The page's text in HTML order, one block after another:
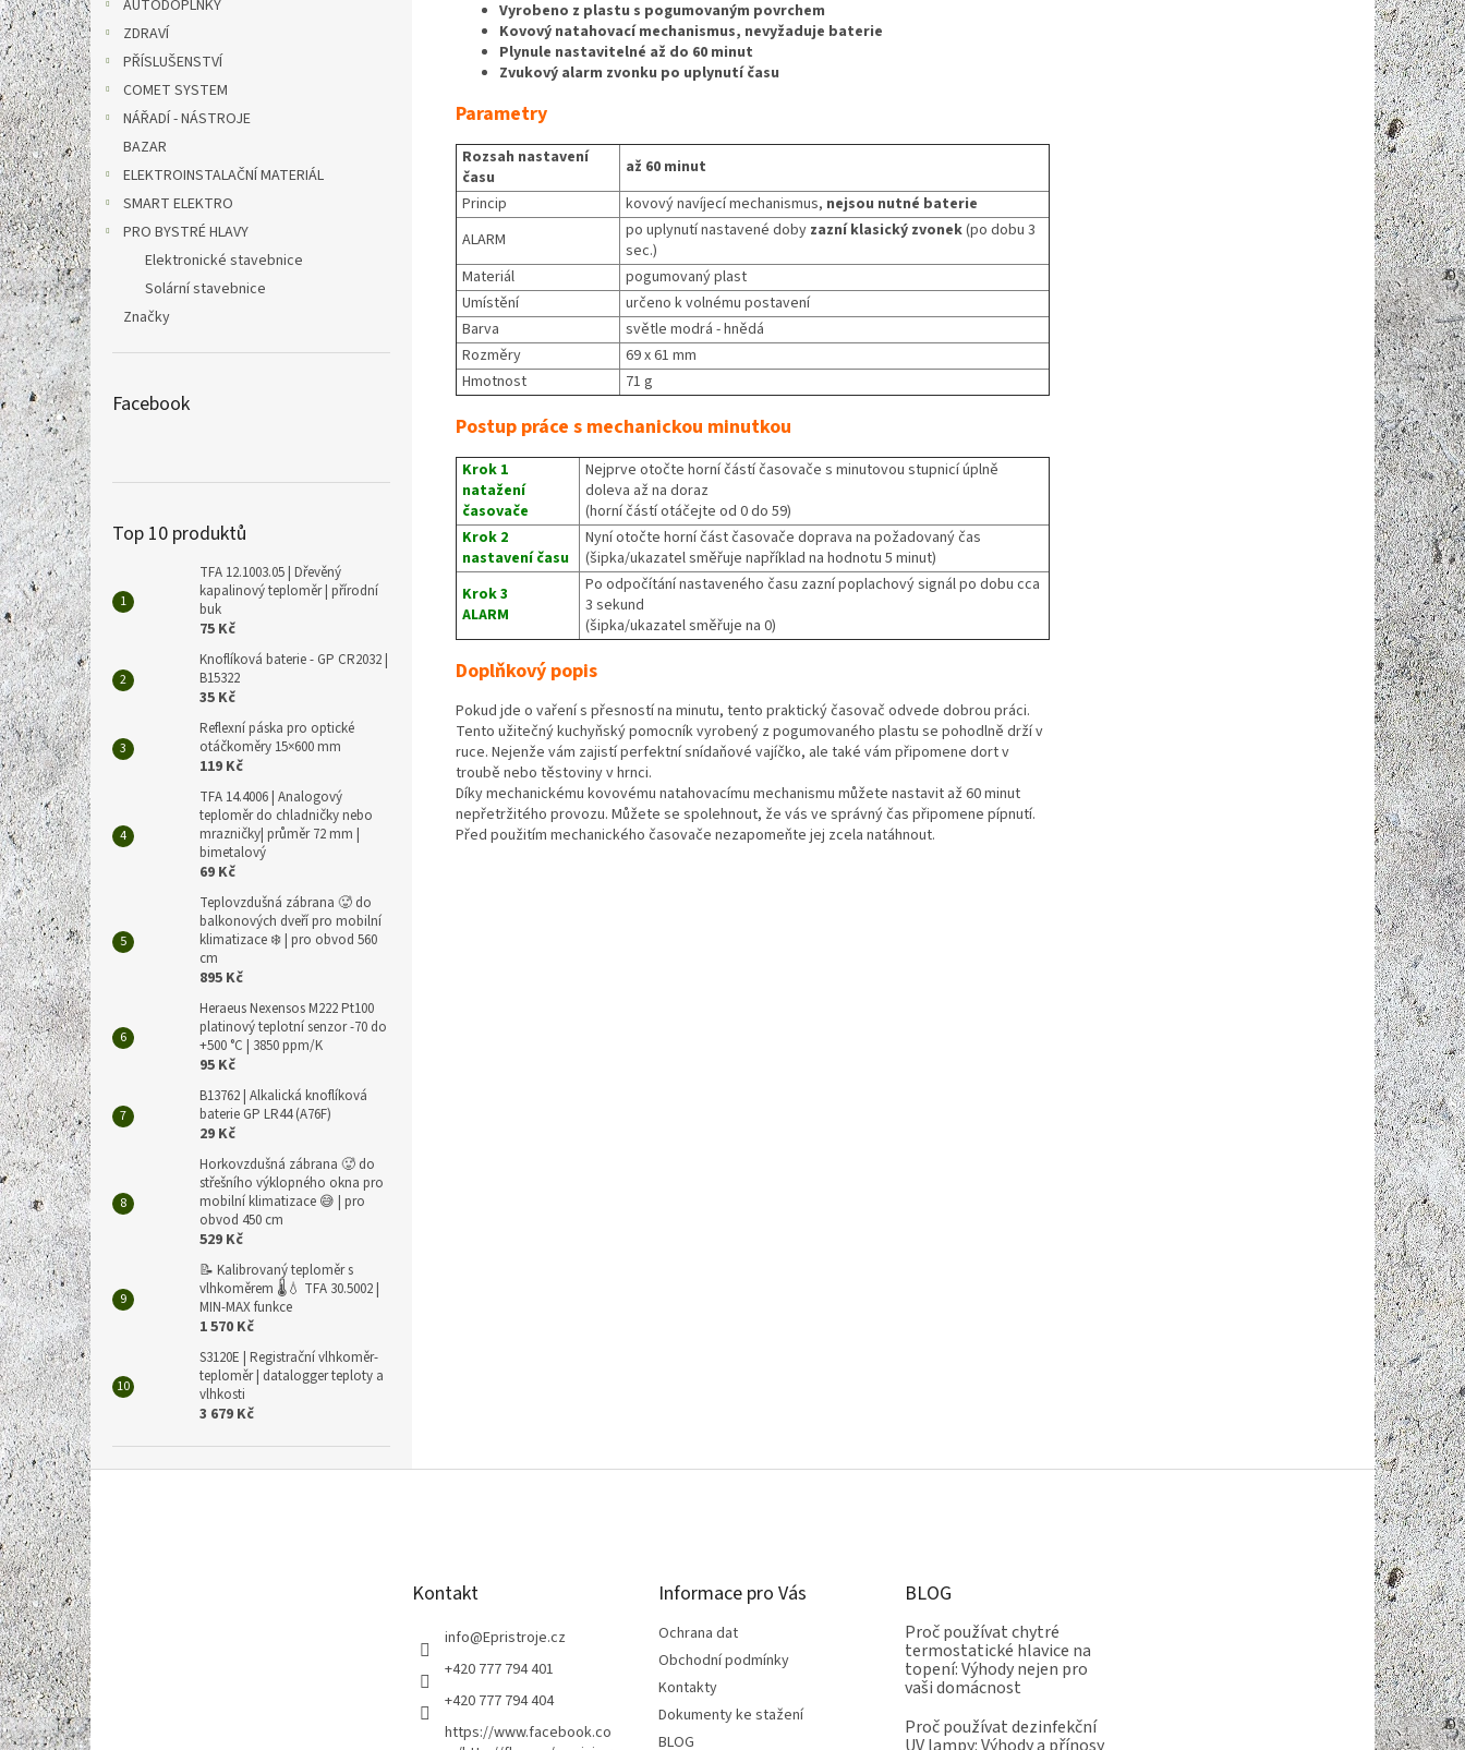
AUTODOPLŇKY
ZDRAVÍ
PŘÍSLUŠENSTVÍ
COMET SYSTEM
NÁŘADÍ - NÁSTROJE
BAZAR
ELEKTROINSTALAČNÍ MATERIÁL
SMART ELEKTRO
PRO BYSTRÉ HLAVY
Elektronické stavebnice
Solární stavebnice
Značky
Facebook
Top 10 produktů
TFA 12.1003.05 | Dřevěný
kapalinový teploměr | přírodní
buk
75 Kč
Knoflíková baterie - GP CR2032 |
B15322
35 Kč
Reflexní páska pro optické
otáčkoměry 15×600 mm
119 Kč
TFA 14.4006 | Analogový
teploměr do chladničky nebo
mrazničky| průměr 72 mm |
bimetalový
69 Kč
Teplovzdušná zábrana 🥵 do
balkonových dveří pro mobilní
klimatizace ❄️ | pro obvod 560
cm
895 Kč
Heraeus Nexensos M222 Pt100
platinový teplotní senzor -70 do
+500 °C | 3850 ppm/K
95 Kč
B13762 | Alkalická knoflíková
baterie GP LR44 (A76F)
29 Kč
Horkovzdušná zábrana 🥵 do
střešního výklopného okna pro
mobilní klimatizace 😅 | pro
obvod 450 cm
529 Kč
📝 Kalibrovaný teploměr s
vlhkoměrem 🌡️💧 TFA 30.5002 |
MIN-MAX funkce
1 570 Kč
S3120E | Registrační vlhkoměr-
teploměr | datalogger teploty a
vlhkosti
3 679 Kč
Vyrobeno z plastu s pogumovaným povrchem
Kovový natahovací mechanismus, nevyžaduje baterie
Plynule nastavitelné až do 60 minut
Zvukový alarm zvonku po uplynutí času
Parametry
Rozsah nastavení
času
až 60 minut
Princip
kovový navíjecí mechanismus, nejsou nutné baterie
ALARM
po uplynutí nastavené doby zazní klasický zvonek(po dobu 3
sec.)
Materiál
pogumovaný plast
Umístění
určeno k volnému postavení
Barva
světle modrá - hnědá
Rozměry
69 x 61 mm
Hmotnost
71 g
Postup práce s mechanickou minutkou
Krok 1
natažení
časovače
Nejprve otočte horní částí časovače s minutovou stupnicí úplně
doleva až na doraz
(horní částí otáčejte od 0 do 59)
Krok 2
nastavení času
Nyní otočte horní část časovače doprava na požadovaný čas
(šipka/ukazatel směřuje například na hodnotu 5 minut)
Krok 3
ALARM
Po odpočítání nastaveného času zazní poplachový signál po dobu cca
3 sekund
(šipka/ukazatel směřuje na 0)
Doplňkový popis
Pokud jde o vaření s přesností na minutu, tento praktický časovač odvede dobrou práci.
Tento užitečný kuchyňský pomocník vyrobený z pogumovaného plastu se pohodlně drží v
ruce. Nejenže vám zajistí perfektní snídaňové vajíčko, ale také vám připomene dort v
troubě nebo těstoviny v hrnci.
Díky mechanickému kovovému natahovacímu mechanismu můžete nastavit až 60 minut
nepřetržitého provozu. Můžete se spolehnout, že vás ve správný čas připomene pípnutí.
Před použitím mechanického časovače nezapomeňte jej zcela natáhnout.
Z
á
p
a
t
í Kontakt
info@Epristroje.cz
+420 777 794 401
+420 777 794 404
https://www.facebook.co
Informace pro Vás
Ochrana dat
Obchodní podmínky
Kontakty
Dokumenty ke stažení
BLOG
BLOG
Proč používat chytré
termostatické hlavice na
topení: Výhody nejen pro
vaši domácnost
Proč používat dezinfekční